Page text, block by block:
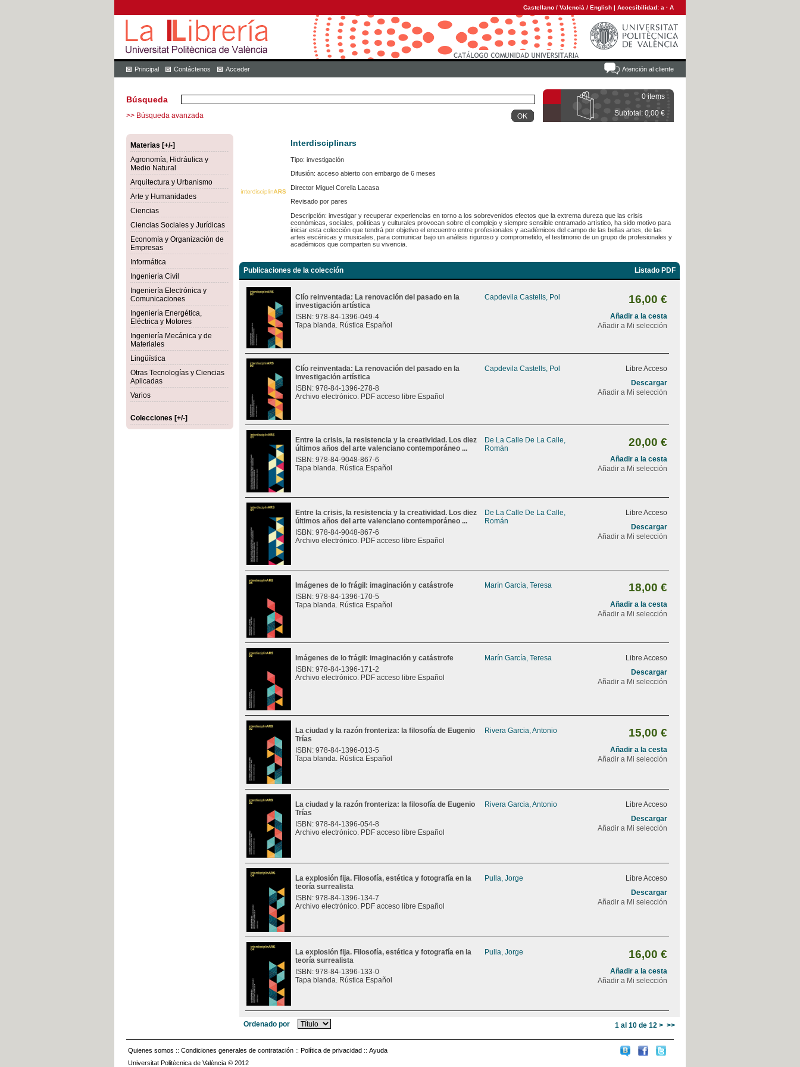
Castellano / Valencià / English | Accesibilidad: a · A
Atención al cliente
Principal Contáctenos Acceder
0 items
Subtotal: 0,00 €
Búsqueda
>> Búsqueda avanzada
Materias [+/-]
Agronomía, Hidráulica y
Medio Natural
Arquitectura y Urbanismo
Arte y Humanidades
Ciencias
Ciencias Sociales y Jurídicas
Economía y Organización de
Empresas
Informática
Ingeniería Civil
Ingeniería Electrónica y
Comunicaciones
Ingeniería Energética,
Eléctrica y Motores
Ingeniería Mecánica y de
Materiales
Lingüística
Otras Tecnologías y Ciencias
Aplicadas
Varios
Colecciones [+/-]
Interdisciplinars
Tipo: investigación
Difusión: acceso abierto con embargo de 6 meses
Director Miguel Corella Lacasa
Revisado por pares
Descripción: investigar y recuperar experiencias en torno a los sobrevenidos efectos que la extrema dureza que las crisis
económicas, sociales, políticas y culturales provocan sobre el complejo y siempre sensible entramado artístico, ha sido motivo para
iniciar esta colección que tendrá por objetivo el encuentro entre profesionales y académicos del campo de las bellas artes, de las
artes escénicas y musicales, para comunicar bajo un análisis riguroso y comprometido, el testimonio de un grupo de profesionales y
académicos que comparten su vivencia.
Publicaciones de la colección Listado PDF
Clío reinventada: La renovación del pasado en la
investigación artística
ISBN: 978-84-1396-049-4
Tapa blanda. Rústica Español
Capdevila Castells, Pol 16,00 €
Añadir a la cesta
Añadir a Mi selección
Clío reinventada: La renovación del pasado en la
investigación artística
ISBN: 978-84-1396-278-8
Archivo electrónico. PDF acceso libre Español
Capdevila Castells, Pol
Libre Acceso
Descargar
Añadir a Mi selección
Entre la crisis, la resistencia y la creatividad. Los diez
últimos años del arte valenciano contemporáneo ...
ISBN: 978-84-9048-867-6
Tapa blanda. Rústica Español
De La Calle De La Calle,
Román
20,00 €
Añadir a la cesta
Añadir a Mi selección
Entre la crisis, la resistencia y la creatividad. Los diez
últimos años del arte valenciano contemporáneo ...
ISBN: 978-84-9048-867-6
Archivo electrónico. PDF acceso libre Español
De La Calle De La Calle,
Román
Libre Acceso
Descargar
Añadir a Mi selección
Imágenes de lo frágil: imaginación y catástrofe
ISBN: 978-84-1396-170-5
Tapa blanda. Rústica Español
Marín García, Teresa 18,00 €
Añadir a la cesta
Añadir a Mi selección
Imágenes de lo frágil: imaginación y catástrofe
ISBN: 978-84-1396-171-2
Archivo electrónico. PDF acceso libre Español
Marín García, Teresa
Libre Acceso
Descargar
Añadir a Mi selección
La ciudad y la razón fronteriza: la filosofía de Eugenio
Trías
ISBN: 978-84-1396-013-5
Tapa blanda. Rústica Español
Rivera Garcia, Antonio 15,00 €
Añadir a la cesta
Añadir a Mi selección
La ciudad y la razón fronteriza: la filosofía de Eugenio
Trías
ISBN: 978-84-1396-054-8
Archivo electrónico. PDF acceso libre Español
Rivera Garcia, Antonio
Libre Acceso
Descargar
Añadir a Mi selección
La explosión fija. Filosofía, estética y fotografía en la
teoría surrealista
ISBN: 978-84-1396-134-7
Archivo electrónico. PDF acceso libre Español
Pulla, Jorge
Libre Acceso
Descargar
Añadir a Mi selección
La explosión fija. Filosofía, estética y fotografía en la
teoría surrealista
ISBN: 978-84-1396-133-0
Tapa blanda. Rústica Español
Pulla, Jorge 16,00 €
Añadir a la cesta
Añadir a Mi selección
Ordenado por 1 al 10 de 12 > >>
Quienes somos :: Condiciones generales de contratación :: Política de privacidad :: Ayuda
Universitat Politècnica de València © 2012